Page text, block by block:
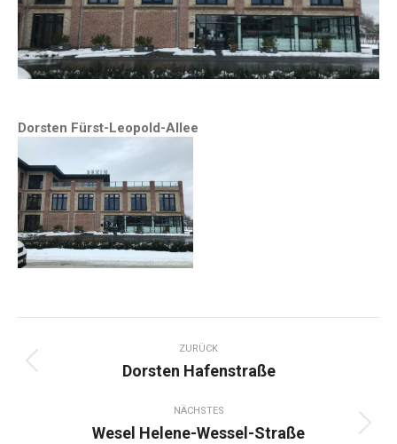
Dorsten Fürst-Leopold-Allee
navigation
ZURÜCK
Previous
Dorsten Hafenstraße
NÄCHSTES
Next
Wesel Helene-Wessel-Straße